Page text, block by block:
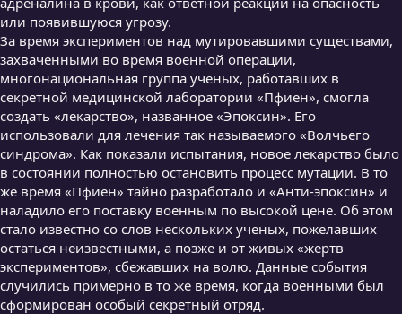
или появившуюся угрозу.
За время экспериментов над мутировавшими существами,
захваченными во время военной операции,
многонациональная группа ученых, работавших в
секретной медицинской лаборатории «Пфиен», смогла
создать «лекарство», названное «Эпоксин». Его
использовали для лечения так называемого «Волчьего
синдрома». Как показали испытания, новое лекарство было
в состоянии полностью остановить процесс мутации. В то
же время «Пфиен» тайно разработало и «Анти-эпоксин» и
наладило его поставку военным по высокой цене. Об этом
стало известно со слов нескольких ученых, пожелавших
остаться неизвестными, а позже и от живых «жертв
экспериментов», сбежавших на волю. Данные события
случились примерно в то же время, когда военными был
сформирован особый секретный отряд.